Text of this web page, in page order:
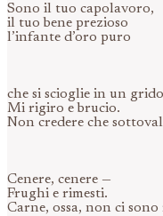
Sono il tuo capolavoro,
il tuo bene prezioso
l’infante d’oro puro
che si scioglie in un
Mi rigiro e brucio.
Non credere che
Cenere, cenere —
Frughi e rimesti.
Carne, ossa, non ci sono